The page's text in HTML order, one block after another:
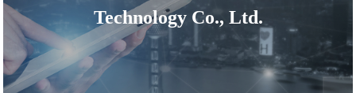
Technology Co., Ltd.